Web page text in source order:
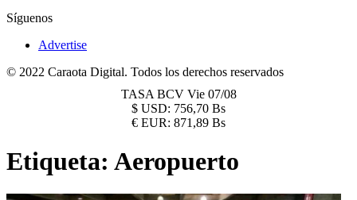
Síguenos
Advertise
© 2022 Caraota Digital. Todos los derechos reservados
TASA BCV Vie 07/08
$ USD: 756,70 Bs
€ EUR: 871,89 Bs
Etiqueta: Aeropuerto